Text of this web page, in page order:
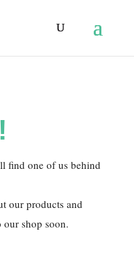
find one of us behind
our products and
shop soon.